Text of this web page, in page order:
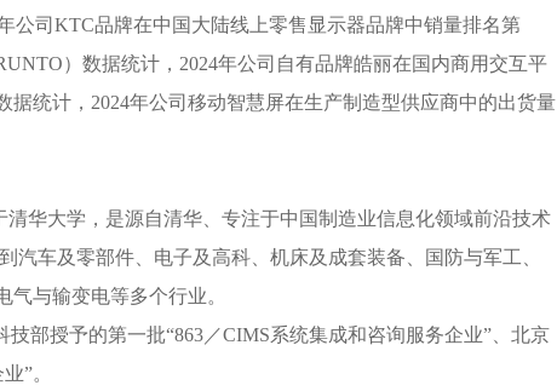
公司KTC品牌在中国大陆线上零售显示器品牌中销量排名第
）数据统计，2024年公司自有品牌皓丽在国内商用交互平
统计，2024年公司移动智慧屏在生产制造型供应商中的出货量
华大学，是源自清华、专注于中国制造业信息化领域前沿技术
汽车及零部件、电子及高科、机床及成套装备、国防与军工、
与输变电等多个行业。
授予的第一批“863／CIMS系统集成和咨询服务企业”、北京
”。